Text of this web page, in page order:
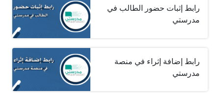
رابط إثبات حضور الطالب في
مدرستي
رابط إضافة إثراء في منصة
مدرستي